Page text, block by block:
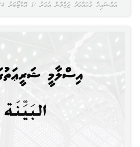
އައްޝައިޚް މުޙައްމަދު ޖަޒްލާން ޢުމަރު 1 އޮކްޓޯބަރު 2024